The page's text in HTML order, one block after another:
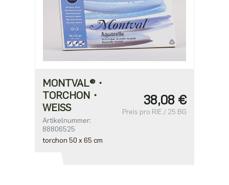
MONTVAL®・
TORCHON・
WEISS
Artikelnummer:
88806525
torchon 50 x 65 cm
38,08 €
Preis pro RIE / 25 BG